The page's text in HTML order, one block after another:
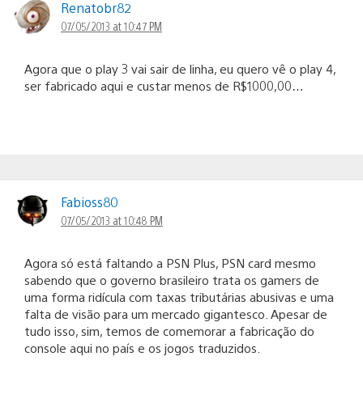
Renatobr82
07/05/2013 at 10:47 PM
Agora que o play 3 vai sair de linha, eu quero vê o play 4,
ser fabricado aqui e custar menos de R$1000,00…
Fabioss80
07/05/2013 at 10:48 PM
Agora só está faltando a PSN Plus, PSN card mesmo
sabendo que o governo brasileiro trata os gamers de
uma forma ridícula com taxas tributárias abusivas e uma
falta de visão para um mercado gigantesco. Apesar de
tudo isso, sim, temos de comemorar a fabricação do
console aqui no país e os jogos traduzidos.